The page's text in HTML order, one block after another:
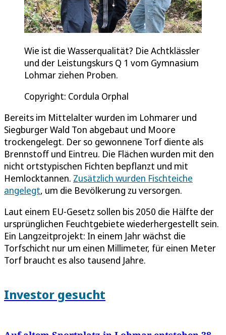
Wie ist die Wasserqualität? Die Achtklässler
und der Leistungskurs Q 1 vom Gymnasium
Lohmar ziehen Proben.
Copyright: Cordula Orphal
Bereits im Mittelalter wurden im Lohmarer und
Siegburger Wald Ton abgebaut und Moore
trockengelegt. Der so gewonnene Torf diente als
Brennstoff und Eintreu. Die Flächen wurden mit den
nicht ortstypischen Fichten bepflanzt und mit
Hemlocktannen. Zusätzlich wurden Fischteiche
angelegt, um die Bevölkerung zu versorgen.
Laut einem EU-Gesetz sollen bis 2050 die Hälfte der
ursprünglichen Feuchtgebiete wiederhergestellt sein.
Ein Langzeitprojekt: In einem Jahr wächst die
Torfschicht nur um einen Millimeter, für einen Meter
Torf braucht es also tausend Jahre.
Investor gesucht